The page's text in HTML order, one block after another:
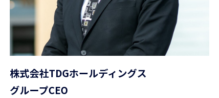
株式会社TDGホールディングス
グループCEO